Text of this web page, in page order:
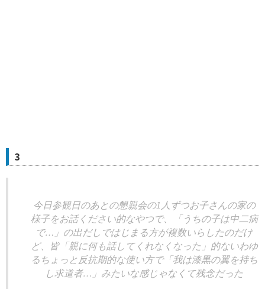
3
今日参観日のあとの懇親会の1人ずつお子さんの家の
様子をお話ください的なやつで、「うちの子は中二病
で…」の出だしではじまる方が複数いらしたのだけ
ど、皆「親に何も話してくれなくなった」的ないわゆ
るちょっと反抗期的な使い方で「我は漆黒の翼を持ち
し求道者…」みたいな感じゃなくて残念だった